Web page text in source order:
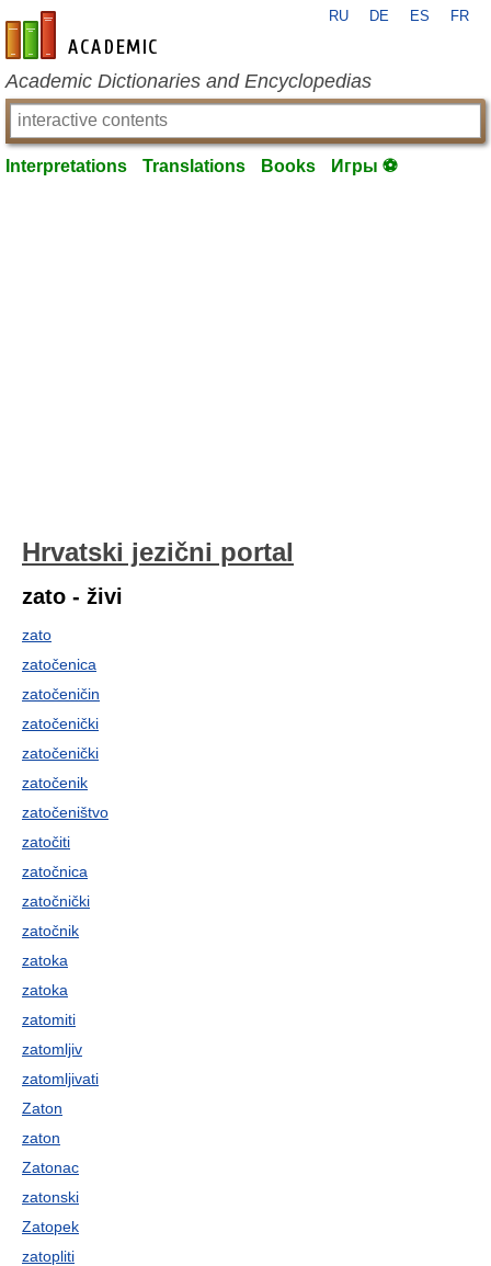
en-academic.com
RU DE ES FR
Academic Dictionaries and Encyclopedias
Interpretations Translations Books Игры ⚽
Hrvatski jezični portal
zato - živi
zato
zatočenica
zatočeničin
zatočenički
zatočenički
zatočenik
zatočeništvo
zatočiti
zatočnica
zatočnički
zatočnik
zatoka
zatoka
zatomiti
zatomljiv
zatomljivati
Zaton
zaton
Zatonac
zatonski
Zatopek
zatopliti